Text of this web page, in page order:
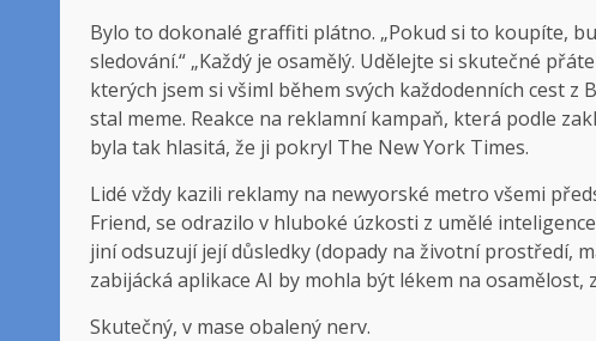
Bylo to dokonalé graffiti plátno. „Pokud si to koupíte,
sledování.“ „Každý je osamělý. Udělejte si skutečné
kterých jsem si všiml během svých každodenních cest
stal meme. Reakce na reklamní kampaň, která podle
byla tak hlasitá, že ji pokryl The New York Times.
Lidé vždy kazili reklamy na newyorské metro všemi
Friend, se odrazilo v hluboké úzkosti z umělé
jiní odsuzují její důsledky (dopady na životní prostředí,
zabijácká aplikace AI by mohla být lékem na osamělost,
Skutečný, v mase obalený nerv.